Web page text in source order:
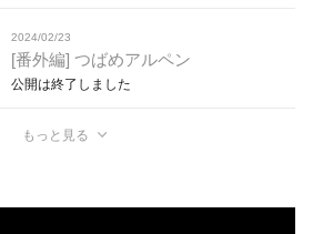
2024/02/23
[番外編] つばめアルペン
公開は終了しました
もっと見る